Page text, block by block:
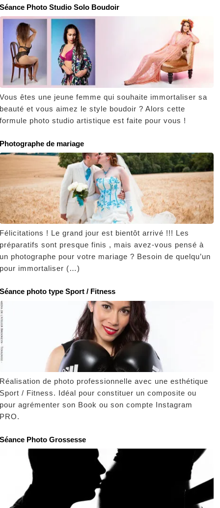
Photo Studio Solo Boudoir
êtes une jeune femme qui souhaite immortaliser sa
et vous aimez le style boudoir ? Alors cette
photo studio artistique est faite pour vous !
de mariage
! Le grand jour est bientôt arrivé !!! Les
sont presque finis , mais avez-vous pensé à
photographe pour votre mariage ? Besoin de quelqu’un
immortaliser (…)
photo type Sport / Fitness
de photo professionnelle avec une esthétique
/ Fitness. Idéal pour constituer un composite ou
agrémenter son Book ou son compte Instagram
Photo Grossesse